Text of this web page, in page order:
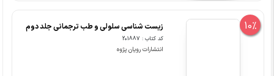
10% زیست شناسی سلولی و طب ترجمانی جلد دوم
کد کتاب : 201887
انتشارات رویان پژوه